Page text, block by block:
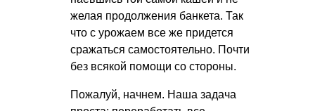
желая продолжения банкета. Так
что с урожаем все же придется
сражаться самостоятельно. Почти
без всякой помощи со стороны.
Пожалуй, начнем. Наша задача